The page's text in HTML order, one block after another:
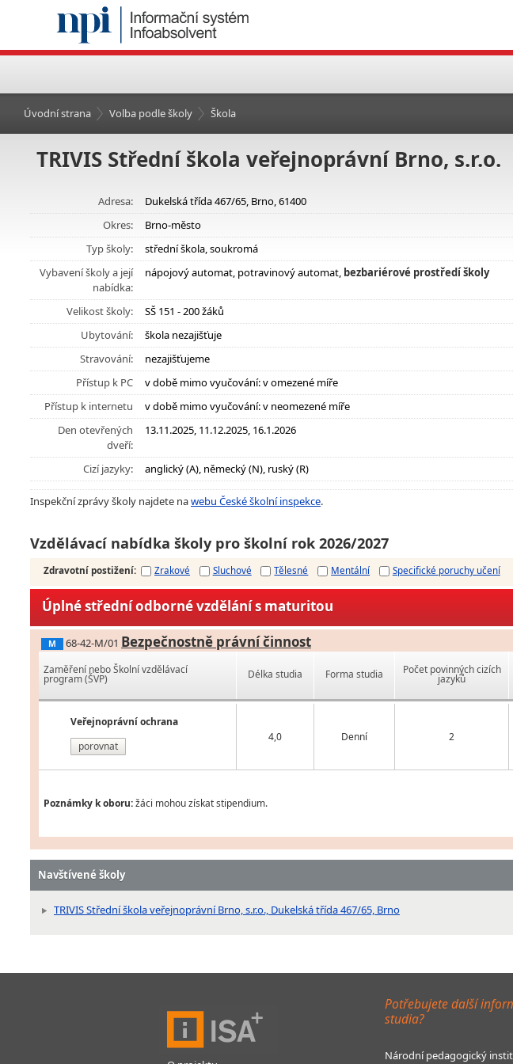
Úvodní strana Volba podle školy Škola
TRIVIS Střední škola veřejnoprávní Brno, s.r.o.
Adresa:
Dukelská třída 467/65, Brno, 61400
Okres:
Brno-město
Typ školy:
střední škola, soukromá
Vybavení školy a její
nabídka:
nápojový automat, potravinový automat, bezbariérové prostředí školy
Velikost školy:
SŠ 151 - 200 žáků
Ubytování:
škola nezajišťuje
Stravování:
nezajišťujeme
Přístup k PC
v době mimo vyučování: v omezené míře
Přístup k internetu
v době mimo vyučování: v neomezené míře
Den otevřených
dveří:
13.11.2025, 11.12.2025, 16.1.2026
Cizí jazyky: anglický (A), německý (N), ruský (R)
Inspekční zprávy školy najdete nawebu České školní inspekce.
Vzdělávací nabídka školy pro školní rok 2026/2027
Zdravotní postižení: Zrakové Sluchové Tělesné Mentální Specifické poruchy učení
Úplné střední odborné vzdělání s maturitou
M 68-42-M/01 Bezpečnostně právní činnost
Zaměření nebo Školní vzdělávací
program (ŠVP)
Veřejnoprávní ochrana
porovnat
Délka studia Forma studia Počet povinných cizích
jazyků
4,0 Denní 2
Poznámky k oboru:žáci mohou získat stipendium.
Navštívené školy
TRIVIS Střední škola veřejnoprávní Brno, s.r.o., Dukelská třída 467/65, Brno
Potřebujete další
studia?
Národní pedagogický